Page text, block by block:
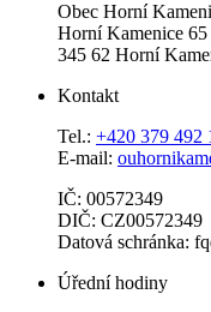
Obec Horní
Horní Kamenice 65
345 62 Horní
Kontakt
Tel.: +420 379 492
E-mail:
IČ: 00572349
DIČ: CZ00572349
Datová schránka:
Úřední hodiny